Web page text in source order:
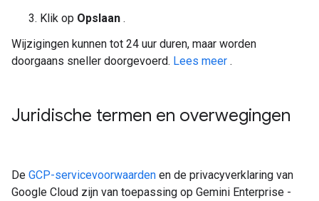
Klik op Opslaan .
Wijzigingen kunnen tot 24 uur duren, maar worden
doorgaans sneller doorgevoerd. Lees meer .
Juridische termen en overwegingen
De GCP-servicevoorwaarden en de privacyverklaring van
Google Cloud zijn van toepassing op Gemini Enterprise -